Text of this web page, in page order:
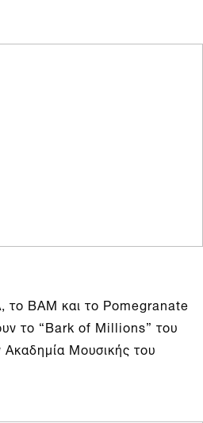
το BAM και το Pomegranate
το “Bark of Millions” του
Μουσικής του